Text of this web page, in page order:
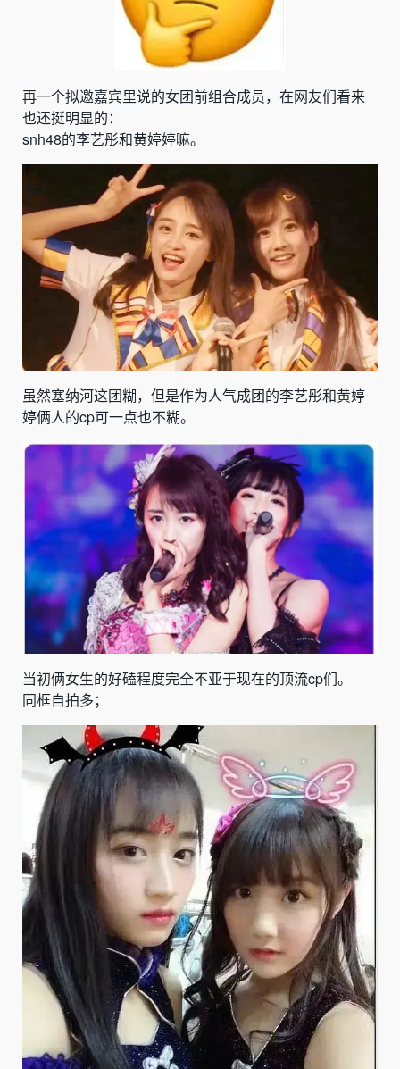
再一个拟邀嘉宾里说的女团前组合成员，在网友们看来
也还挺明显的：
snh48的李艺彤和黄婷婷嘛。
虽然塞纳河这团糊，但是作为人气成团的李艺彤和黄婷
婷俩人的cp可一点也不糊。
当初俩女生的好磕程度完全不亚于现在的顶流cp们。
同框自拍多；